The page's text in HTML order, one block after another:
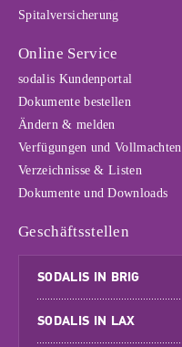
Spitalversicherung
Online Service
sodalis Kundenportal
Dokumente bestellen
Ändern & melden
Verfügungen und Vollmachten
Verzeichnisse & Listen
Dokumente und Downloads
Geschäftsstellen
SODALIS IN BRIG
SODALIS IN LAX